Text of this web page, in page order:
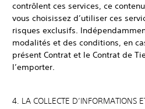
contrôlent ces services, ce
vous choisissez d’utiliser ces
risques exclusifs.
modalités et des conditions, en
présent Contrat et le Contrat de
l’emporter.
4. LA COLLECTE D’INFORMATIONS